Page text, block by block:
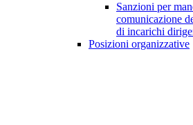
Sanzioni per
comunicazione
di incarichi
Posizioni organizzative